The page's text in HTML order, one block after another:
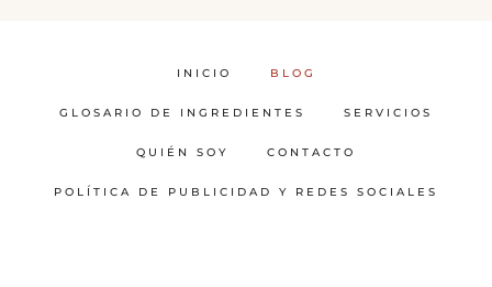
INICIO BLOG
GLOSARIO DE INGREDIENTES SERVICIOS
QUIÉN SOY CONTACTO
POLÍTICA DE PUBLICIDAD Y REDES SOCIALES